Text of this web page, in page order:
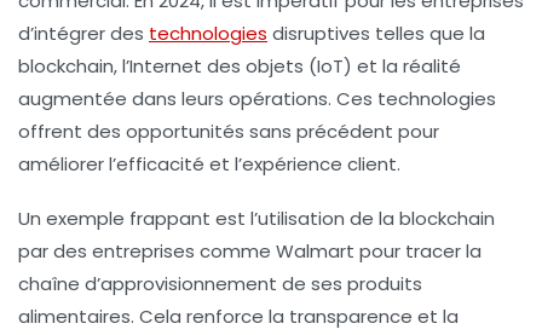
d’intégrer des technologies disruptives telles que la
blockchain, l’Internet des objets (IoT) et la réalité
augmentée dans leurs opérations. Ces technologies
offrent des opportunités sans précédent pour
améliorer l’efficacité et l’expérience client.
Un exemple frappant est l’utilisation de la blockchain
par des entreprises comme Walmart pour tracer la
chaîne d’approvisionnement de ses produits
alimentaires. Cela renforce la transparence et la